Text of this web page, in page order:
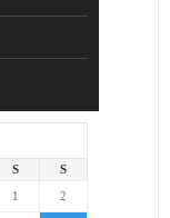
S
S
1
2